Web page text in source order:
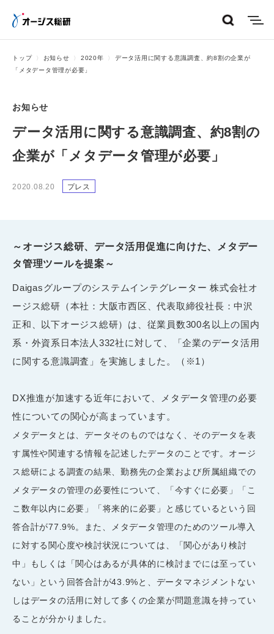
トップ お知らせ 2020年
データ活用に関する意識調査、約8割の企業が
「メタデータ管理が必要」
お知らせ
データ活用に関する意識調査、約8割の
企業が「メタデータ管理が必要」
2020.08.20 プレス
～オージス総研、データ活用促進に向けた、メタデー
タ管理ツールを提案～
Daigasグループのシステムインテグレーター 株式会社オ
ージス総研（本社：大阪市西区、代表取締役社長：中沢
正和、以下オージス総研）は、従業員数300名以上の国内
系・外資系日本法人 332社に対して、「企業のデータ活用
に関する意識調査」を実施しました。（※1）
DX推進が加速する近年において、メタデータ管理の必要
性についての関心が高まっています。
メタデータとは、データそのものではなく、そのデータを表
す属性や関連する情報を記述したデータのことです。オージ
ス総研による調査の結果、勤務先の企業および所属組織での
メタデータの管理の必要性について、「今すぐに必要」「こ
こ数年以内に必要」「将来的に必要」と感じているという回
答合計が77.9%。また、メタデータ管理のためのツール導入
に対する関心度や検討状況については、「関心があり検討
中」もしくは「関心はあるが具体的に検討までには至ってい
ない」という回答合計が43.9%と、データマネジメントない
しはデータの活用に対して多くの企業が問題意識を持ってい
ることが分かりました。